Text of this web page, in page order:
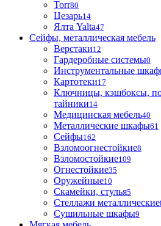
Torr80
Цезарь14
Ялта Yalta47
Сейфы, металлическая мебель
Верстаки12
Гардеробные системы0
Инструментальные
Картотеки17
Ключницы, кэшбоксы,
тайники14
Медицинская мебель40
Металлические шкафы61
Сейфы162
Взломоогнестойкие8
Взломостойкие109
Огнестойкие35
Оружейные10
Скамейки, стулья5
Стеллажи металлические
Сушильные шкафы9